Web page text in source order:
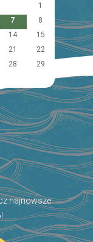
1
7
8
14
15
21
22
28
29
najnowsze